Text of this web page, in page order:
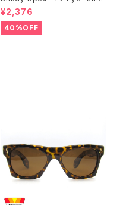
lasses, Black w/Polarized
Grey lenses
¥2,376
40%OFF